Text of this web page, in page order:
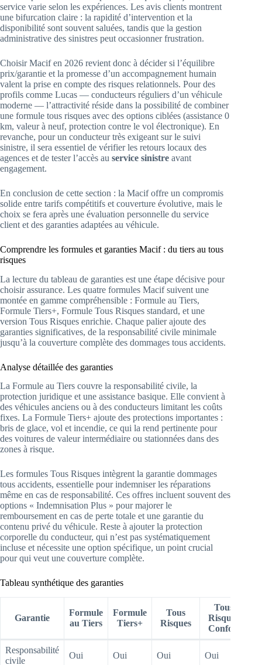
service varie selon les expériences. Les avis clients montrent
une bifurcation claire : la rapidité d’intervention et la
disponibilité sont souvent saluées, tandis que la gestion
administrative des sinistres peut occasionner frustration.
Choisir Macif en 2026 revient donc à décider si l’équilibre
prix/garantie et la promesse d’un accompagnement humain
valent la prise en compte des risques relationnels. Pour des
profils comme Lucas — conducteurs réguliers d’un véhicule
moderne — l’attractivité réside dans la possibilité de combiner
une formule tous risques avec des options ciblées (assistance 0
km, valeur à neuf, protection contre le vol électronique). En
revanche, pour un conducteur très exigeant sur le suivi
sinistre, il sera essentiel de vérifier les retours locaux des
agences et de tester l’accès au service sinistre avant
engagement.
En conclusion de cette section : la Macif offre un compromis
solide entre tarifs compétitifs et couverture évolutive, mais le
choix se fera après une évaluation personnelle du service
client et des garanties adaptées au véhicule.
Comprendre les formules et garanties Macif : du tiers au tous
risques
La lecture du tableau de garanties est une étape décisive pour
choisir assurance. Les quatre formules Macif suivent une
montée en gamme compréhensible : Formule au Tiers,
Formule Tiers+, Formule Tous Risques standard, et une
version Tous Risques enrichie. Chaque palier ajoute des
garanties significatives, de la responsabilité civile minimale
jusqu’à la couverture complète des dommages tous accidents.
Analyse détaillée des garanties
La Formule au Tiers couvre la responsabilité civile, la
protection juridique et une assistance basique. Elle convient à
des véhicules anciens ou à des conducteurs limitant les coûts
fixes. La Formule Tiers+ ajoute des protections importantes :
bris de glace, vol et incendie, ce qui la rend pertinente pour
des voitures de valeur intermédiaire ou stationnées dans des
zones à risque.
Les formules Tous Risques intègrent la garantie dommages
tous accidents, essentielle pour indemniser les réparations
même en cas de responsabilité. Ces offres incluent souvent des
options « Indemnisation Plus » pour majorer le
remboursement en cas de perte totale et une garantie du
contenu privé du véhicule. Reste à ajouter la protection
corporelle du conducteur, qui n’est pas systématiquement
incluse et nécessite une option spécifique, un point crucial
pour qui veut une couverture complète.
Tableau synthétique des garanties
Garantie
Formule
au Tiers
Formule
Tiers+
Tous
Risques
Tous
Risques
Confort
Responsabilité
civile
Oui Oui Oui Oui